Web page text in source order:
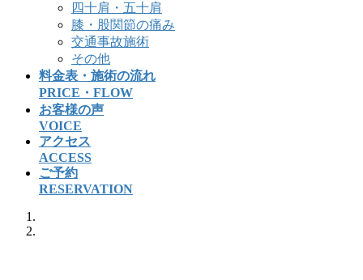
四十肩・五十肩
膝・股関節の痛み
交通事故施術
その他
料金表・施術の流れ
PRICE・FLOW
お客様の声
VOICE
アクセス
ACCESS
ご予約
RESERVATION